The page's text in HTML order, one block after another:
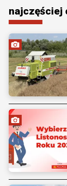
najczęściej